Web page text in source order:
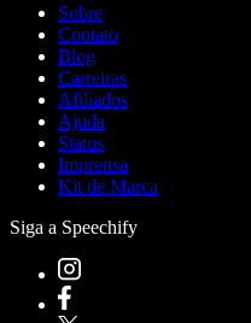
Sobre
Contato
Blog
Carreiras
Afiliados
Ajuda
Status
Imprensa
Kit de Marca
Siga a Speechify